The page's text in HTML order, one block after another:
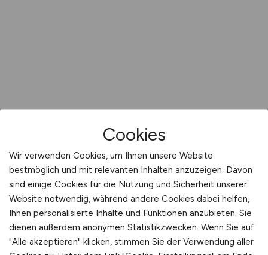
Cookies
Wir verwenden Cookies, um Ihnen unsere Website
bestmöglich und mit relevanten Inhalten anzuzeigen. Davon
sind einige Cookies für die Nutzung und Sicherheit unserer
Website notwendig, während andere Cookies dabei helfen,
Ihnen personalisierte Inhalte und Funktionen anzubieten. Sie
dienen außerdem anonymen Statistikzwecken. Wenn Sie auf
"Alle akzeptieren" klicken, stimmen Sie der Verwendung aller